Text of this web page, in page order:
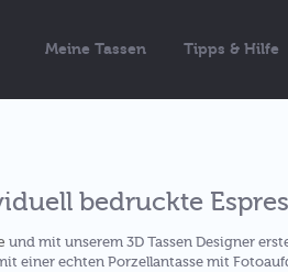
Meine Tassen Tipps & Hilfe
bedruckte
und mit unserem 3D Tassen Designer
einer echten Porzellantasse mit